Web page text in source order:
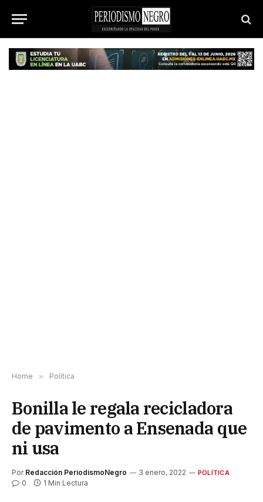
Home » Política
Bonilla le regala recicladora
de pavimento a Ensenada que
ni usa
Por Redacción PeriodismoNegro 3 enero, 2022 POLÍTICA
0 1 Min Lectura